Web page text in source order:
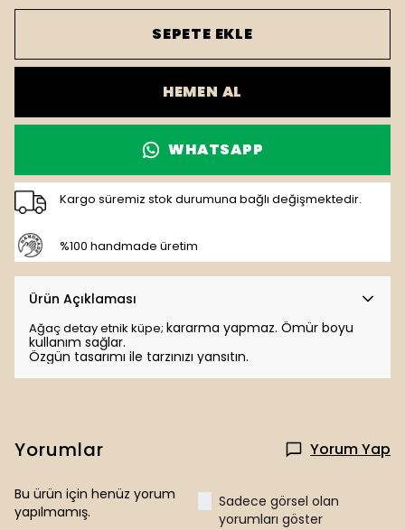
SEPETE EKLE
HEMEN AL
WHATSAPP
Kargo süremiz stok durumuna bağlı değişmektedir.
%100 handmade üretim
Ürün Açıklaması
Ağaç detay etnik küpe; kararma yapmaz. Ömür boyu
kullanım sağlar.
Özgün tasarımı ile tarzınızı yansıtın.
Yorumlar Yorum Yap
Bu ürün için henüz yorum
yapılmamış.
Sadece görsel olan
yorumları göster